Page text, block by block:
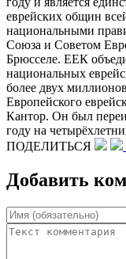
еврейских общин
национальными
Союза и Советом
Брюсселе. ЕЕК
национальных
более двух
Европейского
Кантор. Он был
году на
ПОДЕЛИТЬСЯ
Добавить